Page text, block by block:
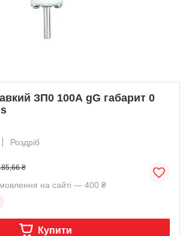
ЗП0 100А gG габарит 0
Роздріб
₴
на сайті — 400 ₴
Купити